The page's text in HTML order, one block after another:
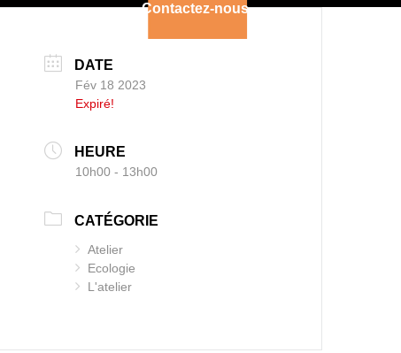
Contactez-nous
DATE
Fév 18 2023
Expiré!
HEURE
10h00 - 13h00
CATÉGORIE
Atelier
Ecologie
L'atelier